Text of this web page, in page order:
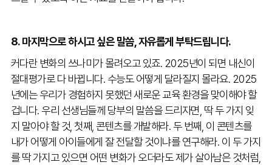
8. 마지막으로 하시고 싶은 말씀, 자유롭게 부탁드립니다.
커다란 변화의 쓰나미가 몰려오고 있죠. 2025년이 되면 내신이
절대평가로 다 바뀝니다. 수능도 어떻게 달라질지 몰라요. 2025
년에는 우리가 경험하지 못했던 새로운 교육 환경을 맞이해야 할
겁니다. 우리 선생님들께 당부의 말씀을 드리자면, 딱 두 가지 잊
지 말아야 할 것, 첫째, 콘텐츠를 개발해라. 두 번째, 이 콘텐츠를
내가 어떻게 아이들에게 잘 전달할 것이냐를 연구해라. 이 두 가지
를 딱 가지고 있으면 어떤 변화가 오더라도 제가 살아남은 것처럼,